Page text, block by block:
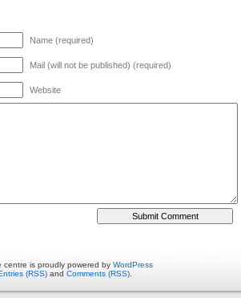
Name (required)
Mail (will not be published) (required)
Website
centre is proudly powered by WordPress
(RSS) and Comments (RSS).